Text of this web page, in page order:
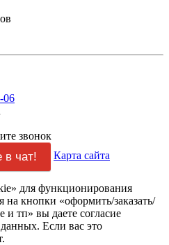
06
звонок
в чат! Карта сайта
для функционирования
на кнопки «оформить/заказать/
и тп» вы даете согласие
Если вас это